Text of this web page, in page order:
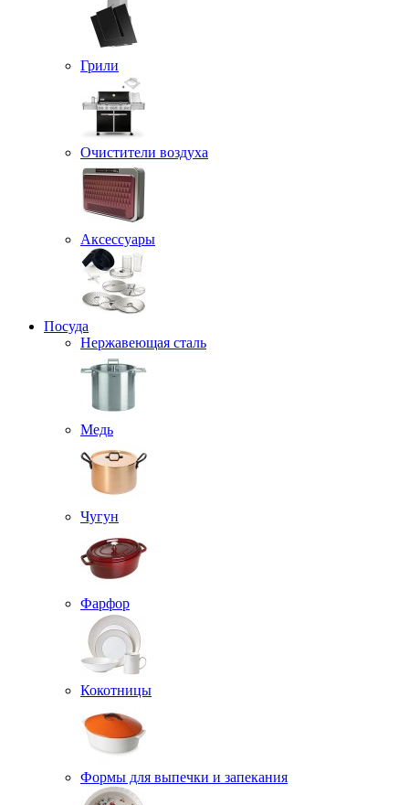
Грили
Очистители воздуха
Аксессуары
Посуда
Нержавеющая сталь
Медь
Чугун
Фарфор
Кокотницы
Формы для выпечки и запекания